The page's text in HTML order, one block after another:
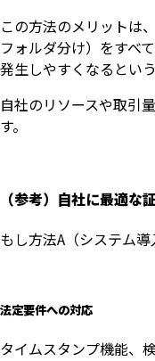
この方法のメリットは
フォルダ分け）をすべ
発生しやすくなるとい
自社のリソースや取引
す。
（参考）自社に最適な
もし方法A（システム
法定要件への対応
タイムスタンプ機能、